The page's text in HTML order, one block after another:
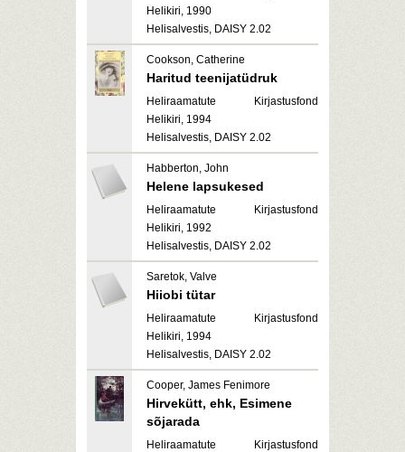
Helikiri, 1990
Helisalvestis, DAISY 2.02
Cookson, Catherine
Haritud teenijatüdruk
Heliraamatute Kirjastusfond
Helikiri, 1994
Helisalvestis, DAISY 2.02
Habberton, John
Helene lapsukesed
Heliraamatute Kirjastusfond
Helikiri, 1992
Helisalvestis, DAISY 2.02
Saretok, Valve
Hiiobi tütar
Heliraamatute Kirjastusfond
Helikiri, 1994
Helisalvestis, DAISY 2.02
Cooper, James Fenimore
Hirvekütt, ehk, Esimene
sõjarada
Heliraamatute Kirjastusfond